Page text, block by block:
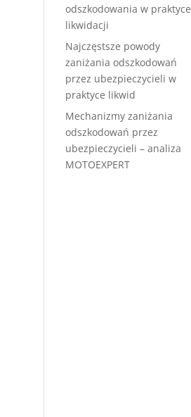
odszkodowania w praktyce
likwidacji
Najczęstsze powody
zaniżania odszkodowań
przez ubezpieczycieli w
praktyce likwid
Mechanizmy zaniżania
odszkodowań przez
ubezpieczycieli – analiza
MOTOEXPERT